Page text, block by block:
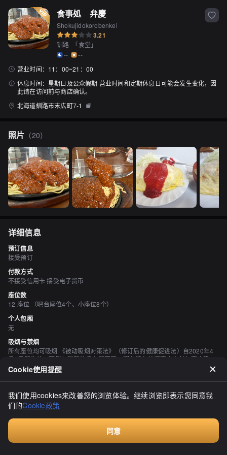
食事処　弁慶
Shokujidokorobenkei
3.21
钏路 「食堂 」
--
--
营业时间： 11：00~21：00
休息时间： 星期日及公众假期 营业时间和定期休息日可能会发生变化，因
此请在访问前与商店确认。
北海道釧路市末広町7-1
照片 （20）
详细信息
预订信息
接受预订
付款方式
不接受信用卡 接受电子货币
座位数
12 座位 （吧台座位4个、小座位8个）
个人包厢
无
吸烟与禁烟
所有座位均可吸烟 《被动吸烟对策法》（修订后的健康促进法）自2020年4
月1日起生效，可能与最新信息有所不同，因此请在访问商店之前与商店确
认。
停车场
有 2 单位 （在商店对面的每月停车场）
评价（20）
3.50
Cookie使用提醒
我们使用cookies来改善您的浏览体验。继续浏览即表示您同意我
们的Cookie政策
同意